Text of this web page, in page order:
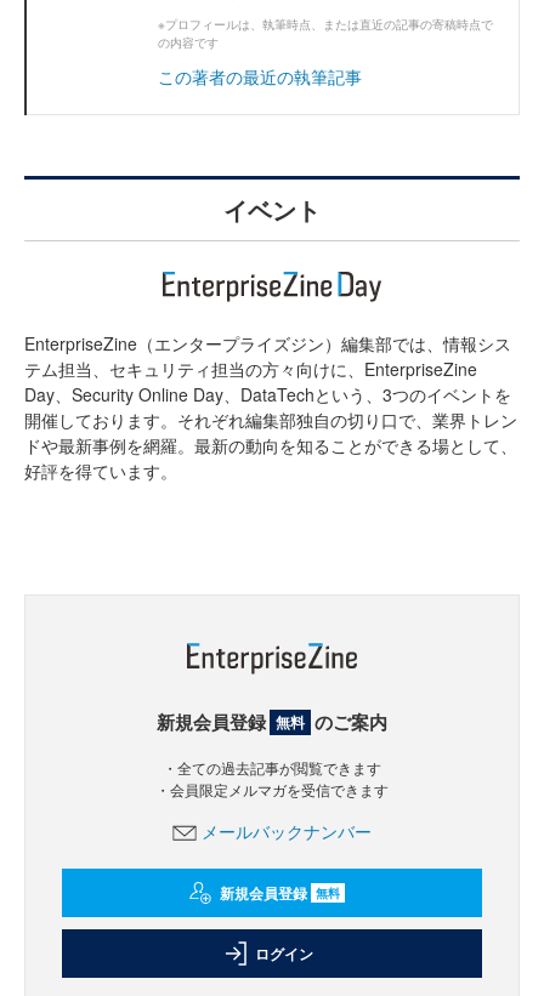
※プロフィールは、執筆時点、または直近の記事の寄稿時点で
の内容です
この著者の最近の執筆記事
イベント
EnterpriseZine（エンタープライズジン）編集部では、情報シス
テム担当、セキュリティ担当の方々向けに、EnterpriseZine
Day、Security Online Day、DataTechという、3つのイベントを
開催しております。それぞれ編集部独自の切り口で、業界トレン
ドや最新事例を網羅。最新の動向を知ることができる場として、
好評を得ています。
新規会員登録 無料 のご案内
・全ての過去記事が閲覧できます
・会員限定メルマガを受信できます
メールバックナンバー
新規会員登録 無料
ログイン